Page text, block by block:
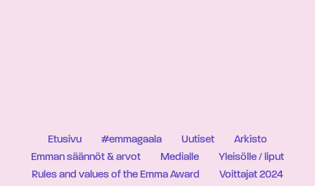
Etusivu #emmagaala Uutiset
Arkisto
Emman säännöt & arvot
Medialle
Yleisölle / liput
Rules and values of the Emma Award
Voittajat 2024